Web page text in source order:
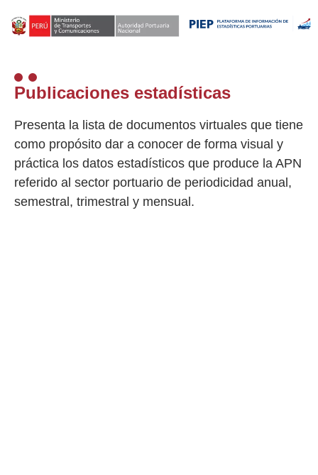
Publicaciones estadísticas
Presenta la lista de documentos virtuales que tiene
como propósito dar a conocer de forma visual y
práctica los datos estadísticos que produce la APN
referido al sector portuario de periodicidad anual,
semestral, trimestral y mensual.